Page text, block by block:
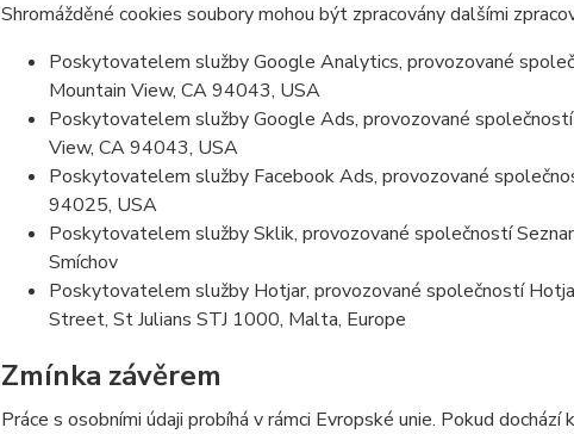
Shromážděné cookies soubory mohou být zpracovány dalšími
Poskytovatelem služby Google Analytics, provozované
Mountain View, CA 94043, USA
Poskytovatelem služby Google Ads, provozované
View, CA 94043, USA
Poskytovatelem služby Facebook Ads, provozované
94025, USA
Poskytovatelem služby Sklik, provozované společností
Smíchov
Poskytovatelem služby Hotjar, provozované společností
Street, St Julians STJ 1000, Malta, Europe
Zmínka závěrem
Práce s osobními údaji probíhá v rámci Evropské unie. Pokud